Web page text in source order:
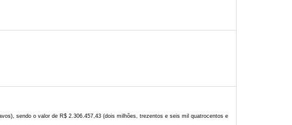
sendo o valor de R$ 2.306.457,43 (dois milhões, trezentos e seis mil quatrocentos e